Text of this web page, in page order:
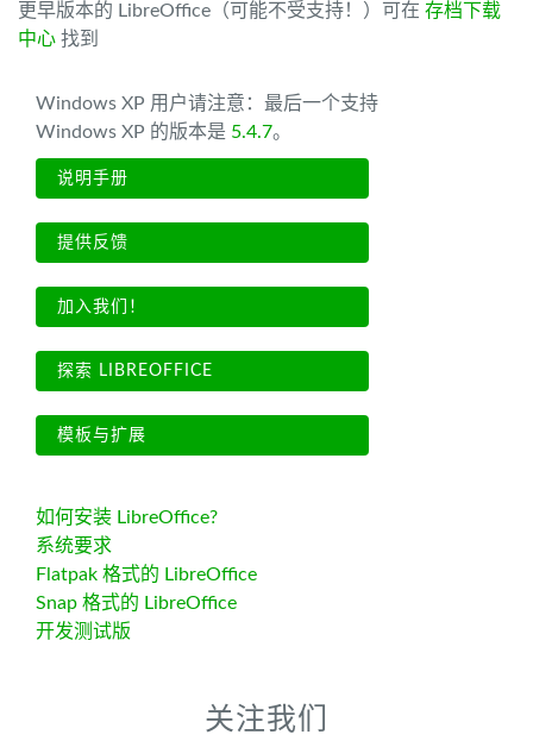
更早版本的 LibreOffice（可能不受支持！）可在 存档下载
中心 找到
Windows XP 用户请注意：最后一个支持
Windows XP 的版本是 5.4.7。
说明手册
提供反馈
加入我们！
探索 LIBREOFFICE
模板与扩展
如何安装 LibreOffice?
系统要求
Flatpak 格式的 LibreOffice
Snap 格式的 LibreOffice
开发测试版
关注我们